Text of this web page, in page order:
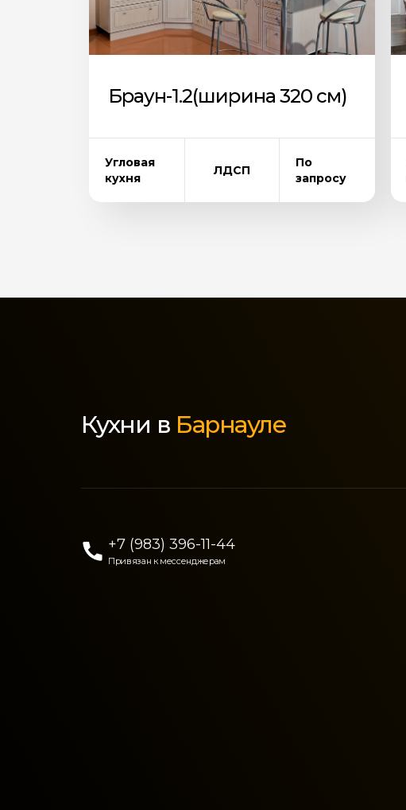
Браун-1.2(ширина 320 см)
Угловая
кухня
ЛДСП
По
запросу
Кухни в Барнауле
+7 (983) 396-11-44
Привязан к мессенджерам